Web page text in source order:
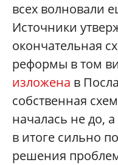
всех волновали
Источники
окончательная
реформы в том
изложена в
собственная
началась не до,
в итоге сильно
решения